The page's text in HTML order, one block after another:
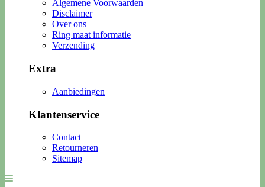
Algemene Voorwaarden
Disclaimer
Over ons
Ring maat informatie
Verzending
Extra
Aanbiedingen
Klantenservice
Contact
Retourneren
Sitemap